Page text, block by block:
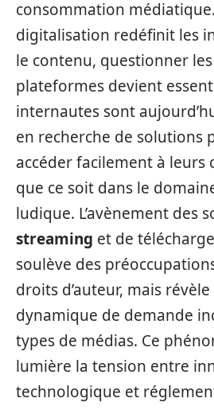
consommation
digitalisation redéfinit les
le contenu, questionner
plateformes devient
internautes sont
en recherche de solutions
accéder facilement à leurs
que ce soit dans le
ludique. L’avènement des
streaming et de
soulève des
droits d’auteur, mais
dynamique de demande
types de médias. Ce
lumière la tension entre
technologique et